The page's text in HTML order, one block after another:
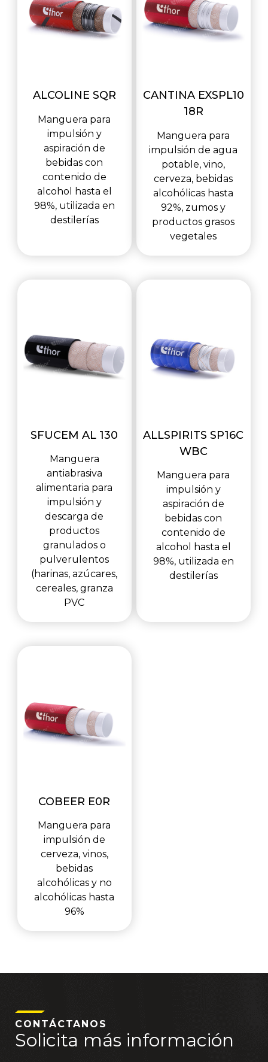
ALCOLINE SQR
Manguera para
impulsión y
aspiración de
bebidas con
contenido de
alcohol hasta el
98%, utilizada en
destilerías
CANTINA EXSPL10
18R
Manguera para
impulsión de agua
potable, vino,
cerveza, bebidas
alcohólicas hasta
92%, zumos y
productos grasos
vegetales
SFUCEM AL 130
Manguera
antiabrasiva
alimentaria para
impulsión y
descarga de
productos
granulados o
pulverulentos
(harinas, azúcares,
cereales, granza
PVC
ALLSPIRITS SP16C
WBC
Manguera para
impulsión y
aspiración de
bebidas con
contenido de
alcohol hasta el
98%, utilizada en
destilerías
COBEER E0R
Manguera para
impulsión de
cerveza, vinos,
bebidas
alcohólicas y no
alcohólicas hasta
96%
CONTÁCTANOS
Solicita más información